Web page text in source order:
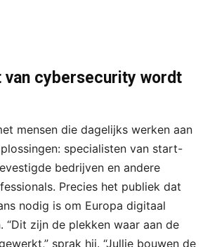
van cybersecurity wordt
mensen die dagelijks werken aan
specialisten van start-
bedrijven en andere
Precies het publiek dat
nodig is om Europa digitaal
“Dit zijn de plekken waar aan de
sprak hij. “Jullie bouwen de